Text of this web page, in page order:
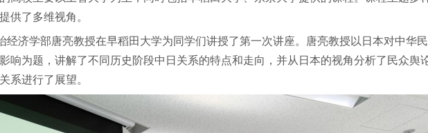
供了多维视角。
经济学部唐亮教授在早稻田大学为同学们讲授了第一次讲座。唐亮教授以日本对中华
响为题，讲解了不同历史阶段中日关系的特点和走向，并从日本的视角分析了民众舆
系进行了展望。